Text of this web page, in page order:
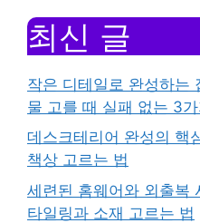
최신 글
작은 디테일로 완성하는
물 고를 때 실패 없는 3
데스크테리어 완성의 핵
책상 고르는 법
세련된 홈웨어와 외출복
타일링과 소재 고르는 법